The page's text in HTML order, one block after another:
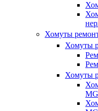
Хомуты
Хомуты
Хомуты